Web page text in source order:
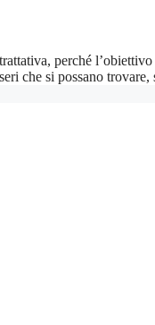
perché
che si possano